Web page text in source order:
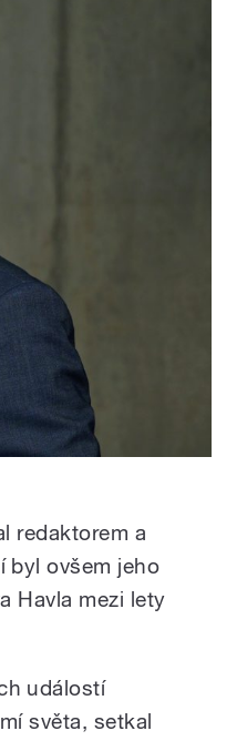
redaktorem a
byl ovšem jeho
Havla mezi lety
událostí
světa, setkal